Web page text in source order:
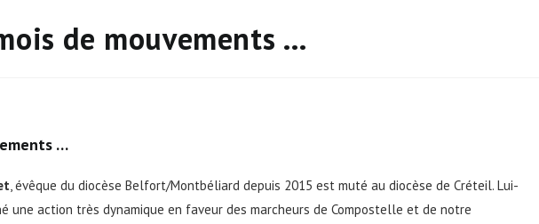
de mouvements …
…
, évêque du diocèse Belfort/Montbéliard depuis 2015 est muté au diocèse de Créteil. Lui-
une action très dynamique en faveur des marcheurs de Compostelle et de notre